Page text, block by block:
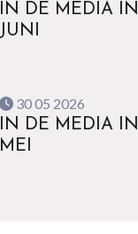
IN DE MEDIA IN
JUNI
30 05 2026
IN DE MEDIA IN
MEI